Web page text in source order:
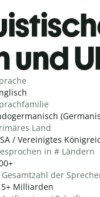
und
Land
/ Vereinigtes
in # Ländern
der
Milliarden